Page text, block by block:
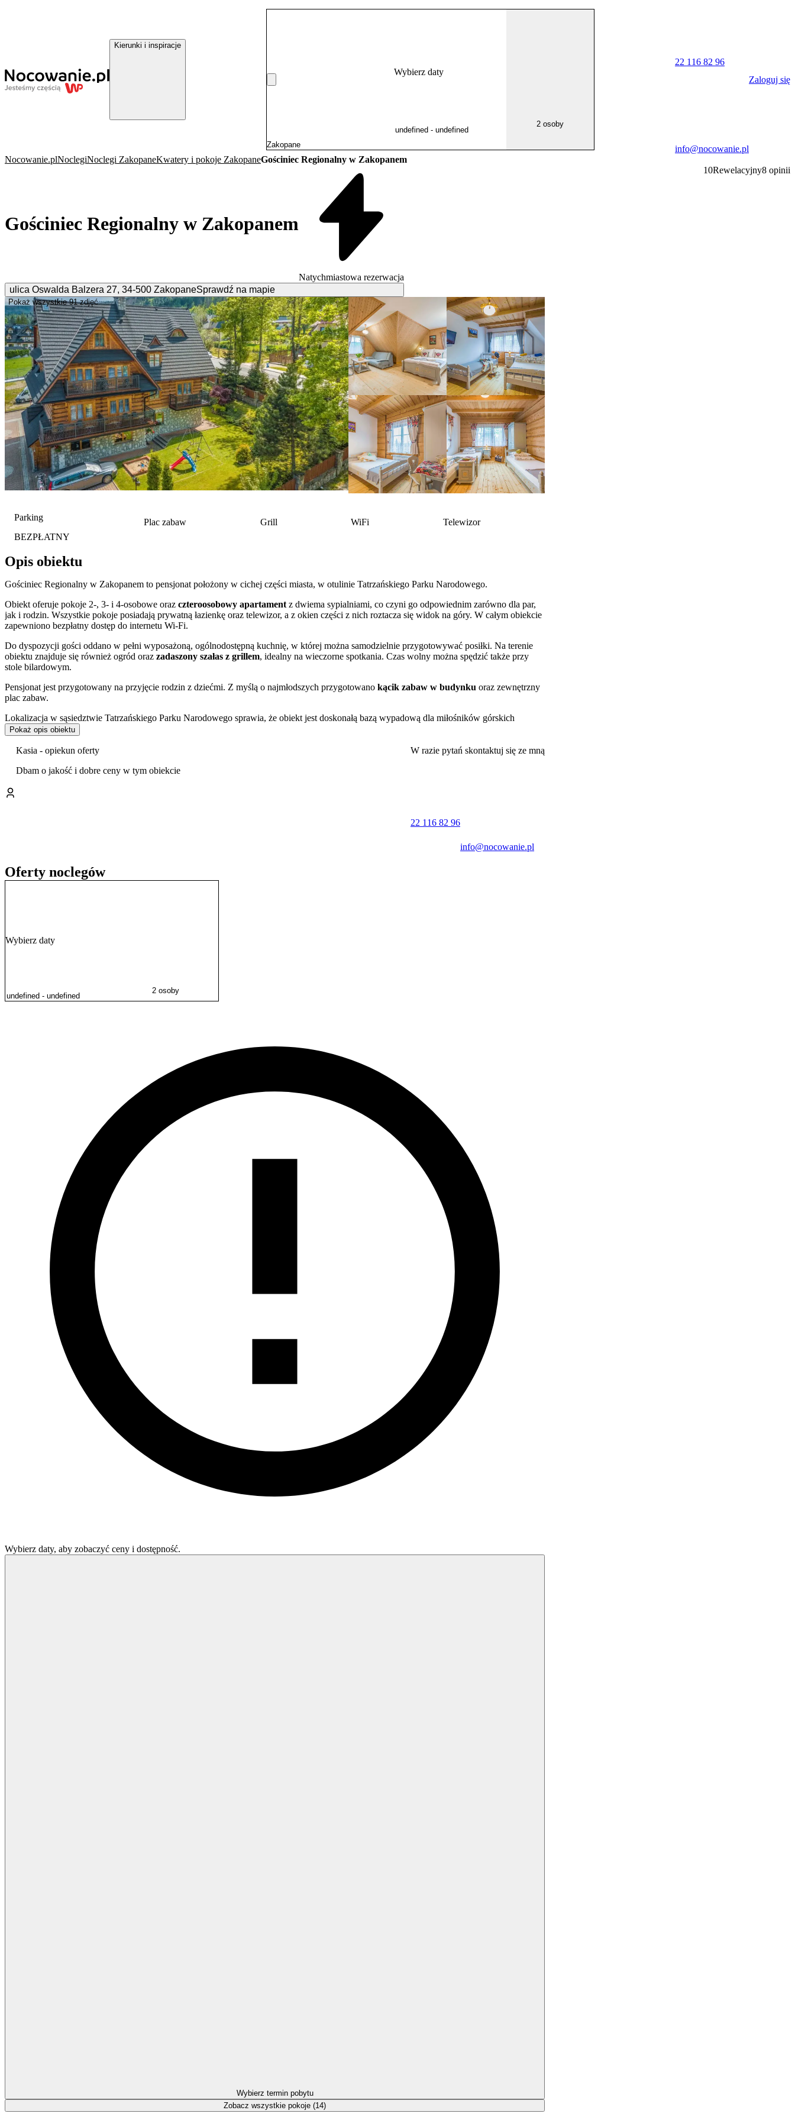
Kierunki i inspiracje
Wybierz daty
2 osoby
22 116 82 96
info@nocowanie.pl
Zaloguj się
Nocowanie.plNoclegiNoclegi ZakopaneKwatery i pokoje ZakopaneGościniec Regionalny w Zakopanem
Gościniec Regionalny w Zakopanem
Natychmiastowa rezerwacja
ulica Oswalda Balzera 27, 34-500 ZakopaneSprawdź na mapie
10Rewelacyjny8 opinii
Pokaż wszystkie 91 zdjęć
Parking
BEZPŁATNY
Plac zabaw Grill WiFi Telewizor
Opis obiektu
Gościniec Regionalny w Zakopanem to pensjonat położony w cichej części miasta, w otulinie Tatrzańskiego Parku Narodowego.
Obiekt oferuje pokoje 2-, 3- i 4-osobowe oraz czteroosobowy apartament z dwiema sypialniami, co czyni go odpowiednim zarówno dla par,
jak i rodzin. Wszystkie pokoje posiadają prywatną łazienkę oraz telewizor, a z okien części z nich roztacza się widok na góry. W całym obiekcie
zapewniono bezpłatny dostęp do internetu Wi-Fi.
Do dyspozycji gości oddano w pełni wyposażoną, ogólnodostępną kuchnię, w której można samodzielnie przygotowywać posiłki. Na terenie
obiektu znajduje się również ogród oraz zadaszony szałas z grillem, idealny na wieczorne spotkania. Czas wolny można spędzić także przy
stole bilardowym.
Pensjonat jest przygotowany na przyjęcie rodzin z dziećmi. Z myślą o najmłodszych przygotowano kącik zabaw w budynku oraz zewnętrzny
plac zabaw.
Lokalizacja w sąsiedztwie Tatrzańskiego Parku Narodowego sprawia, że obiekt jest doskonałą bazą wypadową dla miłośników górskich
wędrówek. Tuż obok znajduje się kompleks narciarski Nosal, a w niewielkiej odległości rozpoczynają się popularne szlaki, m.in. do Kuźnic,
skąd kursuje kolej na Kasprowy Wierch. W pobliżu zlokalizowana jest również skocznia narciarska
można dotrzeć do centrum miasta i słynnych Krupówek, a także do
bezpłatnego, prywatnego parkingu.
Pokaż opis obiektu
Kasia - opiekun oferty
Dbam o jakość i dobre ceny w tym obiekcie
W razie pytań skontaktuj się ze mną
22 116 82 96
info@nocowanie.pl
Oferty noclegów
Wybierz daty
2 osoby
Wybierz daty, aby zobaczyć ceny i dostępność.
Wybierz termin pobytu
Zobacz wszystkie pokoje (14)